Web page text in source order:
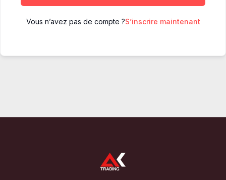
Vous n’avez pas de compte ?S’inscrire maintenant